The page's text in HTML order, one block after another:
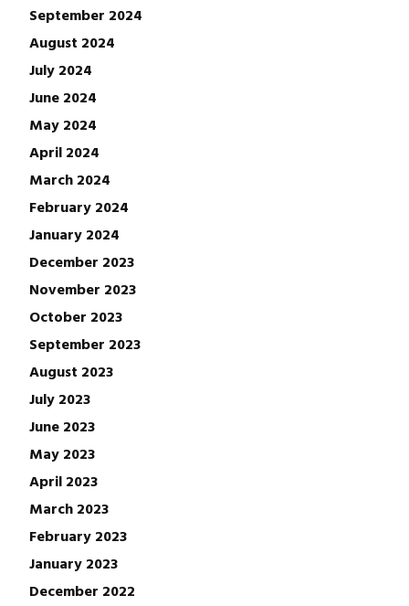
September 2024
August 2024
July 2024
June 2024
May 2024
April 2024
March 2024
February 2024
January 2024
December 2023
November 2023
October 2023
September 2023
August 2023
July 2023
June 2023
May 2023
April 2023
March 2023
February 2023
January 2023
December 2022